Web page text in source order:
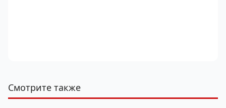
Смотрите также